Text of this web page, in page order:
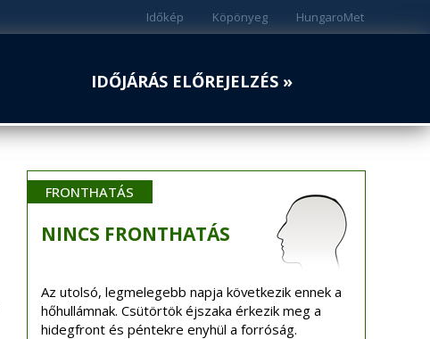
HungaroMet
Köpönyeg
Időkép
IDŐJÁRÁS ELŐREJELZÉS »
FRONTHATÁS
NINCS FRONTHATÁS
Az utolsó, legmelegebb napja következik ennek a
hőhullámnak. Csütörtök éjszaka érkezik meg a
hidegfront és péntekre enyhül a forróság.